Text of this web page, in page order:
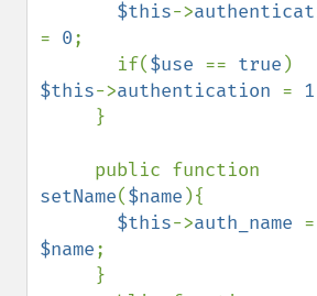
$this->
= 0;
       if(
$use == true
$this->authentication = 1
setName($name ){
$this->auth_name
$name;